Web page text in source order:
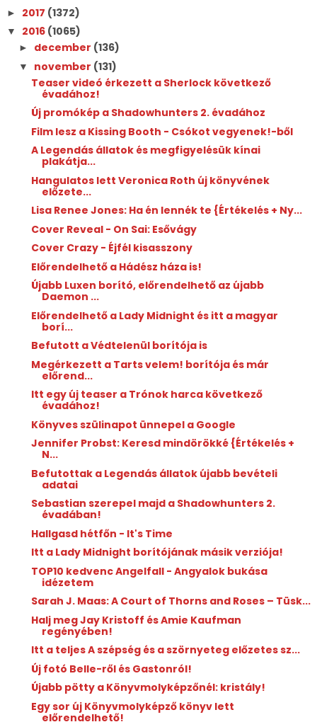
► 2017 (1372)
▼ 2016 (1065)
► december (136)
▼ november (131)
Teaser videó érkezett a Sherlock következő
évadához!
Új promókép a Shadowhunters 2. évadához
Film lesz a Kissing Booth - Csókot vegyenek!-ből
A Legendás állatok és megfigyelésük kínai
plakátja...
Hangulatos lett Veronica Roth új könyvének
előzete...
Lisa Renee Jones: Ha ​én lennék te {Értékelés + Ny...
Cover Reveal - On Sai: Esővágy
Cover Crazy - Éjfél kisasszony
Előrendelhető a Hádész háza is!
Újabb Luxen borító, előrendelhető az újabb
Daemon ...
Előrendelhető a Lady Midnight és itt a magyar
borí...
Befutott a Védtelenül borítója is
Megérkezett a Tarts velem! borítója és már
előrend...
Itt egy új teaser a Trónok harca következő
évadához!
Könyves szülinapot ünnepel a Google
Jennifer Probst: Keresd ​mindörökké {Értékelés +
N...
Befutottak a Legendás állatok újabb bevételi
adatai
Sebastian szerepel majd a Shadowhunters 2.
évadában!
Hallgasd hétfőn - It's Time
Itt a Lady Midnight borítójának másik verziója!
TOP10 kedvenc Angelfall - Angyalok bukása
idézetem
Sarah J. Maas: A ​Court of Thorns and Roses – Tüsk...
Halj meg Jay Kristoff és Amie Kaufman
regényében!
Itt a teljes A szépség és a szörnyeteg előzetes sz...
Új fotó Belle-ről és Gastonról!
Újabb pötty a Könyvmolyképzőnél: kristály!
Egy sor új Könyvmolyképző könyv lett
előrendelhető!